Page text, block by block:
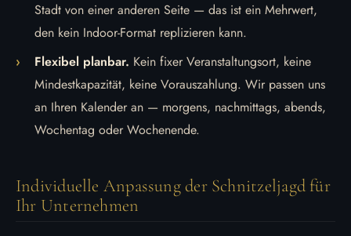
Stadt von einer anderen Seite — das ist ein Mehrwert,
den kein Indoor-Format replizieren kann.
Flexibel planbar. Kein fixer Veranstaltungsort, keine
Mindestkapazität, keine Vorauszahlung. Wir passen uns
an Ihren Kalender an — morgens, nachmittags, abends,
Wochentag oder Wochenende.
Individuelle Anpassung der Schnitzeljagd für
Ihr Unternehmen